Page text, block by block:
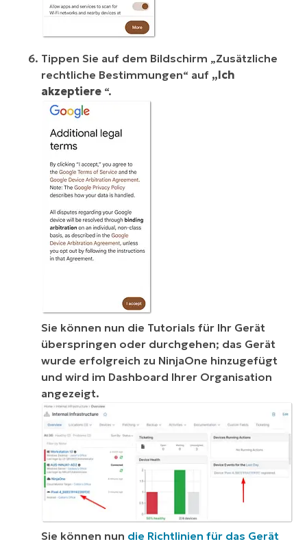
Tippen Sie auf dem Bildschirm „Zusätzliche
rechtliche Bestimmungen“ auf „Ich
akzeptiere “.
Sie können nun die Tutorials für Ihr Gerät
überspringen oder durchgehen; das Gerät
wurde erfolgreich zu NinjaOne hinzugefügt
und wird im Dashboard Ihrer Organisation
angezeigt.
Sie können nun die Richtlinien für das Gerät